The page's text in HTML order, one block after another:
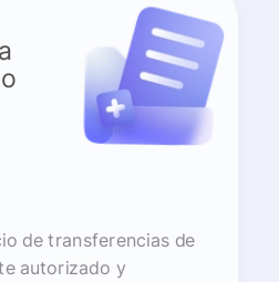
de transferencias de
autorizado y